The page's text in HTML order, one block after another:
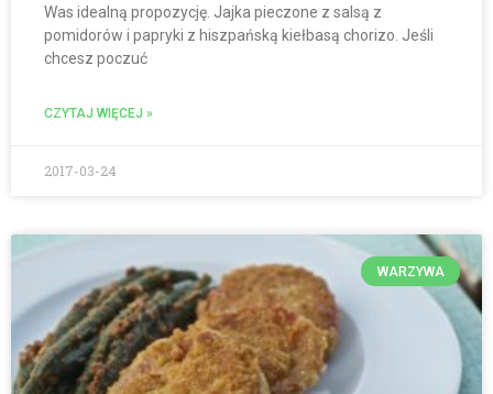
Was idealną propozycję. Jajka pieczone z salsą z
pomidorów i papryki z hiszpańską kiełbasą chorizo. Jeśli
chcesz poczuć
CZYTAJ WIĘCEJ »
2017-03-24
WARZYWA